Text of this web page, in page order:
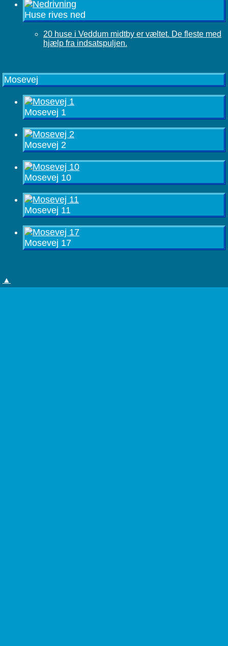
Huse rives ned
20 huse i Veddum midtby er væltet. De fleste med
hjælp fra indsatspuljen.
Mosevej
Mosevej 1
Mosevej 2
Mosevej 10
Mosevej 11
Mosevej 17
▲